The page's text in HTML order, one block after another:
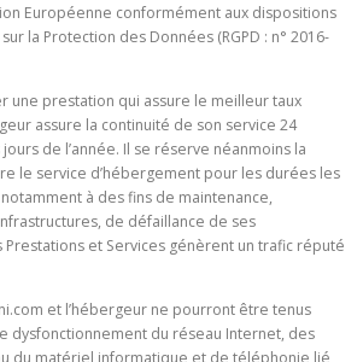
Européenne conformément aux dispositions
la Protection des Données (RGPD : n° 2016-
une prestation qui assure le meilleur taux
assure la continuité de son service 24
de l’année. Il se réserve néanmoins la
le service d’hébergement pour les durées les
à des fins de maintenance,
de défaillance de ses
Prestations et Services génèrent un trafic réputé
et l’hébergeur ne pourront être tenus
dysfonctionnement du réseau Internet, des